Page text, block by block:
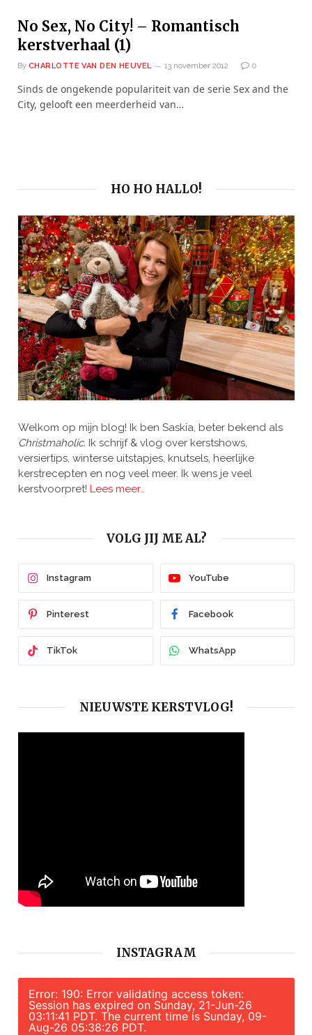
No Sex, No City! – Romantisch
kerstverhaal (1)
By CHARLOTTE VAN DEN HEUVEL 13 november 2012 0
Sinds de ongekende populariteit van de serie Sex and the
City, gelooft een meerderheid van…
HO HO HALLO!
Welkom op mijn blog! Ik ben Saskia, beter bekend als
Christmaholic. Ik schrijf & vlog over kerstshows,
versiertips, winterse uitstapjes, knutsels, heerlijke
kerstrecepten en nog veel meer. Ik wens je veel
kerstvoorpret! Lees meer…
VOLG JIJ ME AL?
Instagram YouTube
Pinterest Facebook
TikTok WhatsApp
NIEUWSTE KERSTVLOG!
INSTAGRAM
Error: 190: Error validating access token:
Session has expired on Sunday, 21-Jun-26
03:11:41 PDT. The current time is Sunday, 09-
Aug-26 05:38:26 PDT.